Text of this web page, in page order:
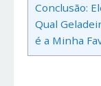
Conclusão:
Qual
é a Minha